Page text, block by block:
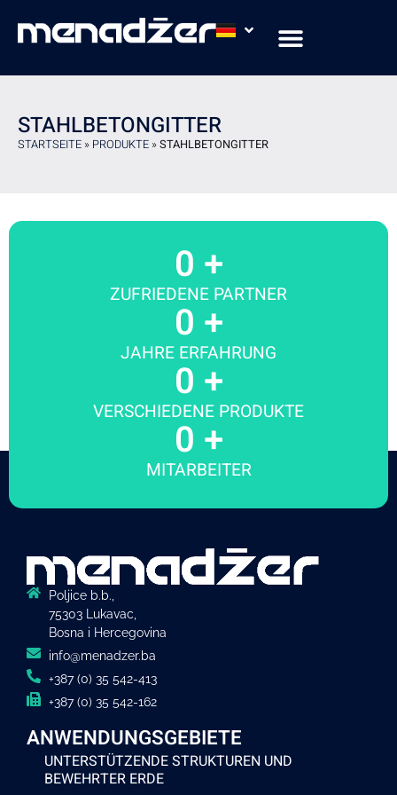
STAHLBETONGITTER
STARTSEITE » PRODUKTE »STAHLBETONGITTER
ZUFRIEDENE PARTNER
0 +
JAHRE ERFAHRUNG
0 +
VERSCHIEDENE PRODUKTE
0 +
MITARBEITER
0 +
Poljice b.b.,
75303 Lukavac,
Bosna i Hercegovina
info@menadzer.ba
+387 (0) 35 542-413
+387 (0) 35 542-162
ANWENDUNGSGEBIETE
UNTERSTÜTZENDE STRUKTUREN UND
BEWEHRTER ERDE